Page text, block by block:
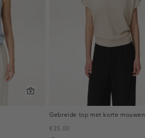
Gebreide top met korte mouwen
€35.00